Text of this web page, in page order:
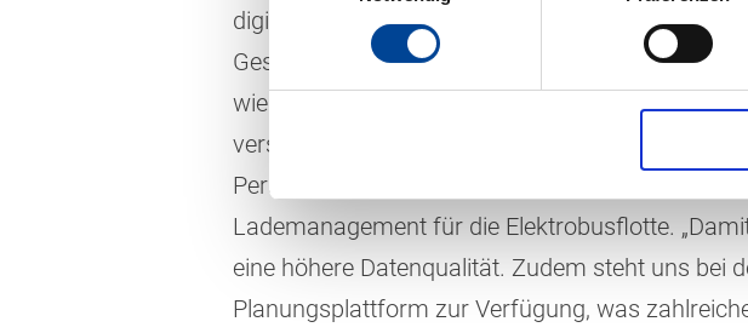
digitaler Ebene eines der modernsten
Geschäftsführer Dr. Thilo Grabo. „Sie bildet die
wie Echtzeit-Daten und Elektrobusse“, ergänzt
verschiedenste Prozesse im Geschäftsbereich
Personaldisposition, Fahrplanerstellung,
Lademanagement für die Elektrobusflotte.
eine höhere Datenqualität. Zudem steht uns bei
Planungsplattform zur Verfügung, was